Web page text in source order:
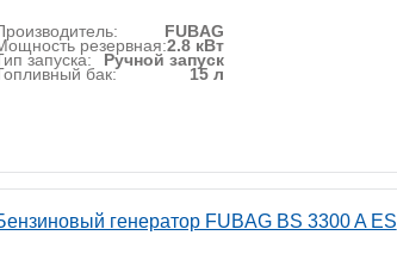
FUBAG
резервная:2.8 кВт
запуска: Ручной запуск
бак: 15 л
генератор FUBAG BS 3300 A ES